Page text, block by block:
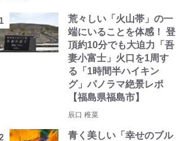
荒々しい「火山帯」の一
端にいることを体感！ 登
頂約10分でも大迫力「吾
妻小富士」火口を1周す
る「1時間半ハイキン
グ」パノラマ絶景レポ
【福島県福島市】
辰口 稚菜
青く美しい「幸せのブル